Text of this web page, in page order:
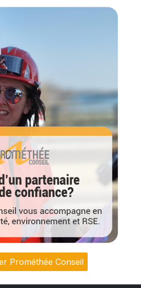
Prométhée Conseil